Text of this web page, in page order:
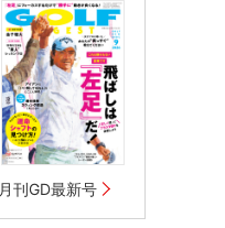
月刊GD最新号